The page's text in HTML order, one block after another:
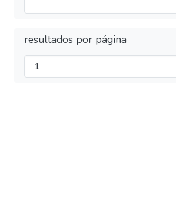
resultados por página